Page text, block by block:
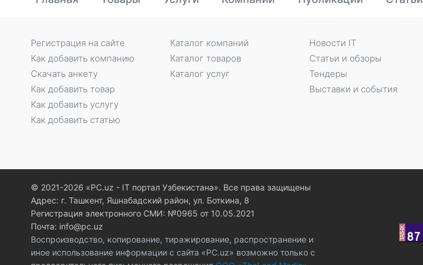
Регистрация на сайте
Как добавить компанию
Скачать анкету
Как добавить товар
Как добавить услугу
Как добавить статью
Каталог компаний
Каталог товаров
Каталог услуг
Новости IT
Статьи и обзоры
Тендеры
Выставки и события
© 2021-2026 «PC.uz - IT портал Узбекистана». Все права защищены
Адрес: г. Ташкент, Яшнабадский район, ул. Боткина, 8
Регистрация электронного СМИ: №0965 от 10.05.2021
Почта: info@pc.uz
Воспроизводство, копирование, тиражирование, распространение и
иное использование информации с сайта «PC.uz» возможно только с